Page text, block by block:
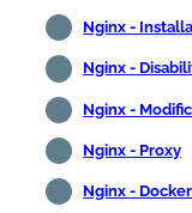
Nginx -
Nginx -
Nginx -
Nginx - Proxy
Nginx - Docker